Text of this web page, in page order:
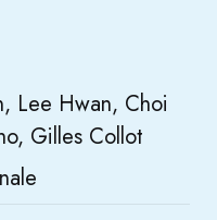
Lee Hwan, Choi
Gilles Collot